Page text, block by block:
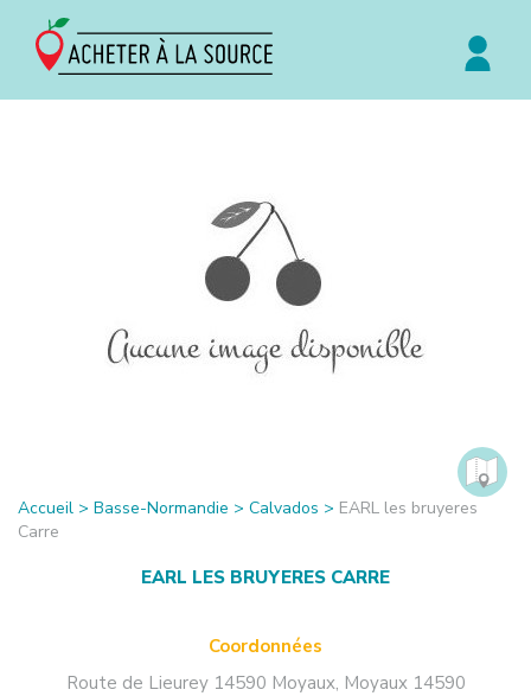
Accueil > Basse-Normandie > Calvados > EARL les bruyeres
Carre
EARL LES BRUYERES CARRE
Coordonnées
Route de Lieurey 14590 Moyaux, Moyaux 14590